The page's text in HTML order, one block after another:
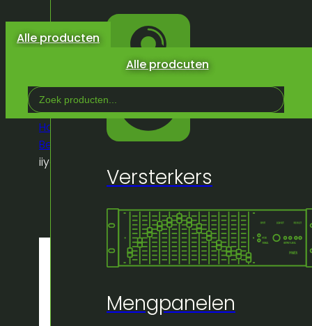
Alle prodcuten
winkelwagen.
Versterkers
Mengpanelen
Alle producten
Search
...
Home
Winkel Video/Statieven &
Beugels
Wallbracket max 20kg + clamp for
iiyama 27″